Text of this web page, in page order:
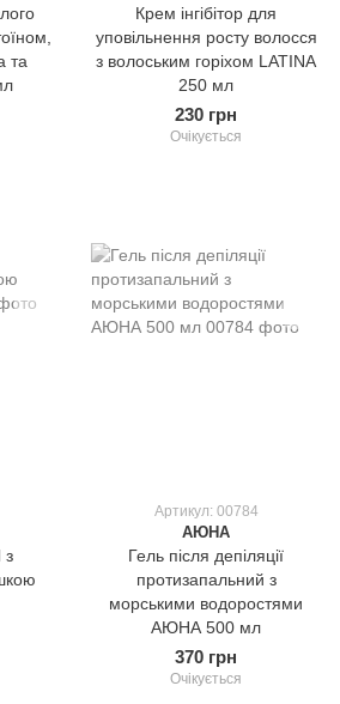
та
Крем інгібітор для
уповільнення росту волосся
з волоським горіхом LATINA
250 мл
230 грн
Очікується
з
Артикул: 00784
АЮНА
Гель після депіляції
протизапальний з
морськими водоростями
АЮНА 500 мл
370 грн
Очікується